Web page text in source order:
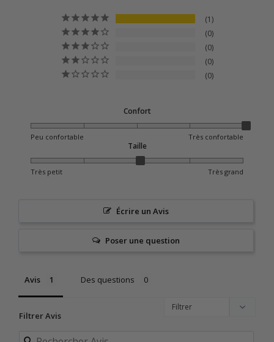
1
0
0
0
0
Confort
Peu confortable Très confortable
Taille
Très petit Très grand
Écrire un Avis
Poser une question
Avis Des questions
Filtrer Avis